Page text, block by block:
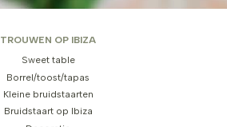
TROUWEN OP IBIZA
Sweet table
Borrel/toost/tapas
Kleine bruidstaarten
Bruidstaart op Ibiza